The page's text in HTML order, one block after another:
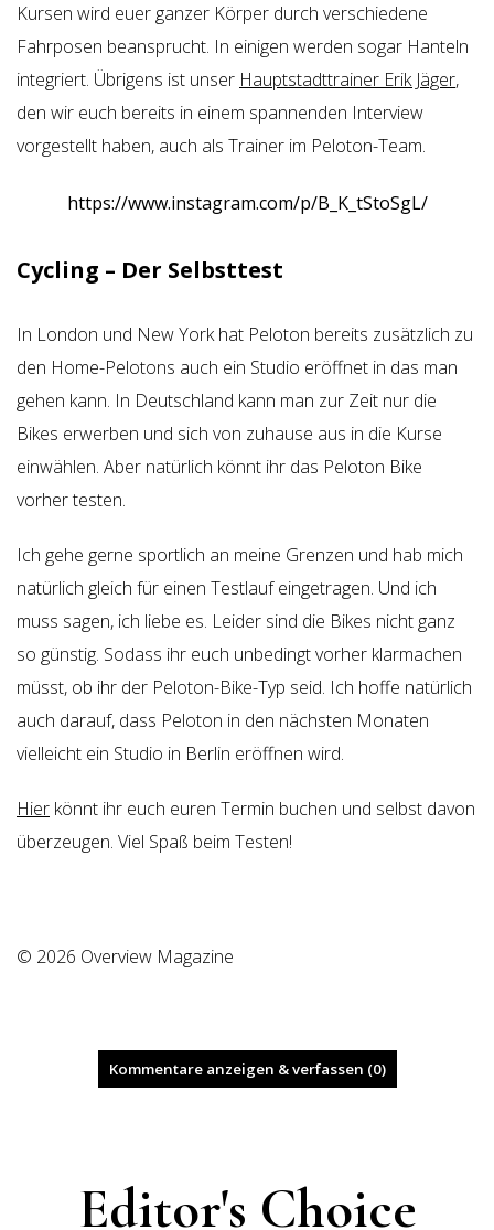
Kursen wird euer ganzer Körper durch verschiedene
Fahrposen beansprucht. In einigen werden sogar Hanteln
integriert. Übrigens ist unser Hauptstadttrainer Erik Jäger,
den wir euch bereits in einem spannenden Interview
vorgestellt haben, auch als Trainer im Peloton-Team.
https://www.instagram.com/p/B_K_tStoSgL/
Cycling – Der Selbsttest
In London und New York hat Peloton bereits zusätzlich zu
den Home-Pelotons auch ein Studio eröffnet in das man
gehen kann. In Deutschland kann man zur Zeit nur die
Bikes erwerben und sich von zuhause aus in die Kurse
einwählen. Aber natürlich könnt ihr das Peloton Bike
vorher testen.
Ich gehe gerne sportlich an meine Grenzen und hab mich
natürlich gleich für einen Testlauf eingetragen. Und ich
muss sagen, ich liebe es. Leider sind die Bikes nicht ganz
so günstig. Sodass ihr euch unbedingt vorher klarmachen
müsst, ob ihr der Peloton-Bike-Typ seid. Ich hoffe natürlich
auch darauf, dass Peloton in den nächsten Monaten
vielleicht ein Studio in Berlin eröffnen wird.
Hier könnt ihr euch euren Termin buchen und selbst davon
überzeugen. Viel Spaß beim Testen!
© 2026 Overview Magazine
Kommentare anzeigen & verfassen (0)
Editor's Choice